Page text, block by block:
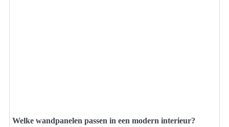
Welke wandpanelen passen in een modern interieur?